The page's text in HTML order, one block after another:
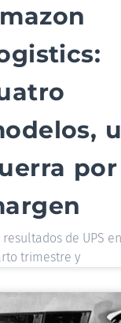
resultados de UPS
trimestre y